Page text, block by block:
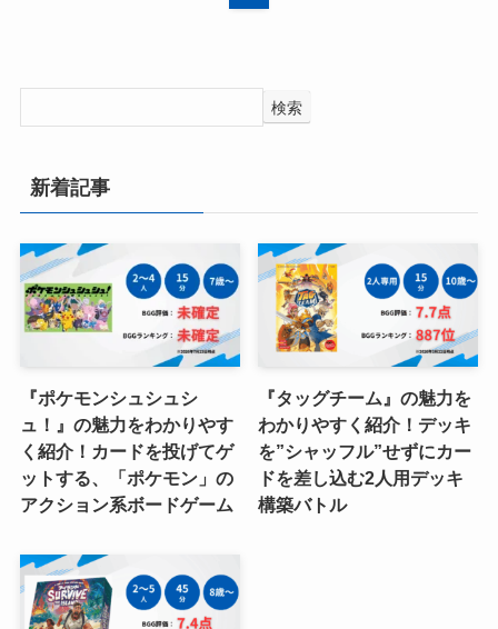
検索
新着記事
『ポケモンシュシュシ
ュ！』の魅力をわかりやす
く紹介！カードを投げてゲ
ットする、「ポケモン」の
アクション系ボードゲーム
『タッグチーム』の魅力を
わかりやすく紹介！デッキ
を”シャッフル”せずにカー
ドを差し込む2人用デッキ
構築バトル